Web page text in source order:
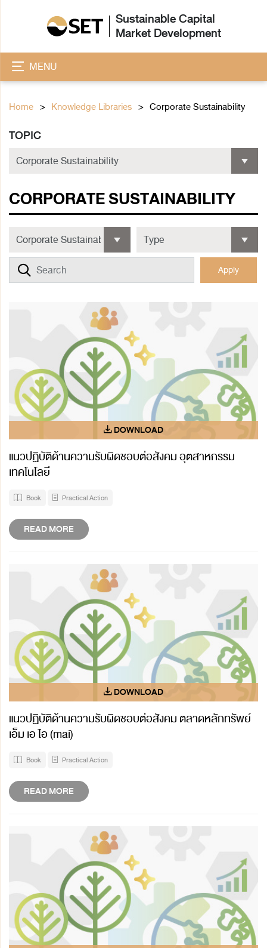
Sustainable Capital
Market Development
MENU
Home Knowledge Libraries Corporate Sustainability
TOPIC
CORPORATE SUSTAINABILITY
Apply
แนวปฏิบัติด้านความรับผิดชอบต่อสังคม อุตสาหกรรม
เทคโนโลยี
Book Practical Action
READ MORE
แนวปฏิบัติด้านความรับผิดชอบต่อสังคม ตลาดหลักทรัพย์
เอ็ม เอ ไอ (mai)
Book Practical Action
READ MORE